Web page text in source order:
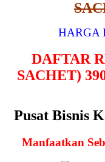
HARGA
DAFTAR
SACHET)
Pusat Bisnis
Manfaatkan